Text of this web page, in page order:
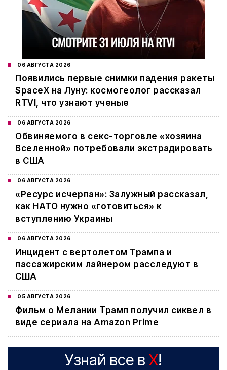
06 АВГУСТА 2026
Появились первые снимки падения ракеты
SpaceX на Луну: космогеолог рассказал
RTVI, что узнают ученые
06 АВГУСТА 2026
Обвиняемого в секс-торговле «хозяина
Вселенной» потребовали экстрадировать
в США
06 АВГУСТА 2026
«Ресурс исчерпан»: Залужный рассказал,
как НАТО нужно «готовиться» к
вступлению Украины
06 АВГУСТА 2026
Инцидент с вертолетом Трампа и
пассажирским лайнером расследуют в
США
05 АВГУСТА 2026
Фильм о Мелании Трамп получил сиквел в
виде сериала на Amazon Prime
Узнай все в X!